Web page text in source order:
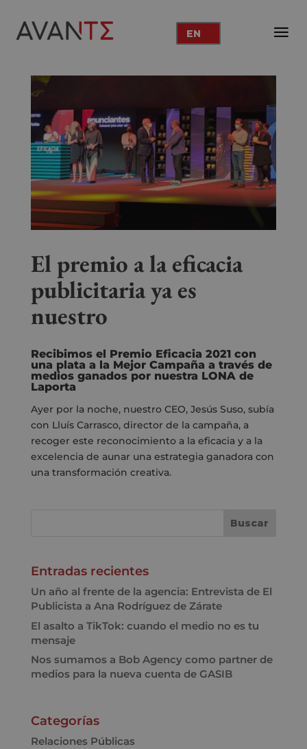
EN
El premio a la eficacia
publicitaria ya es
nuestro
Recibimos el Premio Eficacia 2021 con
una plata a la Mejor Campaña a través de
medios ganados por nuestra LONA de
Laporta
Ayer por la noche, nuestro CEO, Jesús Suso, subía
con Lluís Carrasco, director de la campaña, a
recoger este reconocimiento a la eficacia y a la
excelencia de aunar una estrategia ganadora con
una transformación creativa.
Entradas recientes
Un año al frente de la agencia: Entrevista de El
Publicista a Ana Rodríguez de Zárate
El asalto a TikTok: cuando el medio no es tu
mensaje
Nos sumamos a Bob Agency como partner de
medios para la nueva cuenta de GASIB
Categorías
Relaciones Públicas